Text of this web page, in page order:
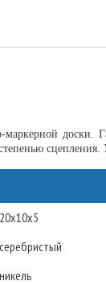
доски.
20х10х5
серебристый
никель